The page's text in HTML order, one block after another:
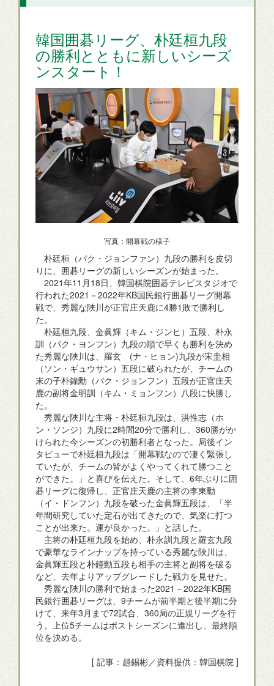
韓国囲碁リーグ、朴廷桓九段
の勝利とともに新しいシーズ
ンスタート！
写真：開幕戦の様子
朴廷桓（パク・ジョンファン）九段の勝利を皮切
りに、囲碁リーグの新しいシーズンが始まった。
2021年11月18日、韓国棋院囲碁テレビスタジオで
行われた2021－2022年KB国民銀行囲碁リーグ開幕
戦で、秀麗な陜川が正官庄天鹿に4勝1敗で勝利し
た。
朴廷桓九段、金眞輝（キム・ジンヒ）五段、朴永
訓（パク・ヨンフン）九段の順で早くも勝利を決め
た秀麗な陜川は、羅玄 (ナ・ヒョン)九段が宋圭相
（ソン・ギュウサン）五段に破られたが、チームの
末の子朴鐘勳（パク・ジョンフン）五段が正官庄天
鹿の副将金明訓（キム・ミョンフン）八段に快勝し
た。
秀麗な陜川な主将・朴廷桓九段は、洪性志（ホ
ン・ソンジ）九段に2時間20分で勝利し、360勝がか
けられた今シーズンの初勝利者となった。局後イン
タビューで朴廷桓九段は「開幕戦なので凄く緊張し
ていたが、チームの皆がよくやってくれて勝つこと
ができた。」と喜びを伝えた。そして、6年ぶりに囲
碁リーグに復帰し、正官庄天鹿の主将の李東勳
（イ・ドンフン）九段を破った金眞輝五段は、「半
年間研究していた定石が出てきたので、気楽に打つ
ことが出来た。運が良かった。」と話した。
主将の朴廷桓九段を始め、朴永訓九段と羅玄九段
で豪華なラインナップを持っている秀麗な陜川は、
金眞輝五段と朴鐘勳五段も相手の主将と副将を破る
など、去年よりアップグレードした戦力を見せた。
秀麗な陜川の勝利で始まった2021－2022年KB国
民銀行囲碁リーグは、9チームが前半期と後半期に分
けて、来年3月まで72試合、360局の正規リーグを行
う。上位5チームはポストシーズンに進出し、最終順
位を決める。
[ 記事：趙錫彬／資料提供：韓国棋院 ]